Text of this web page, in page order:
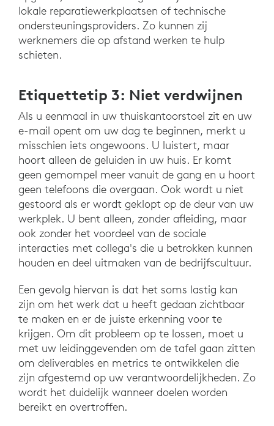
lokale reparatiewerkplaatsen of technische
ondersteuningsproviders. Zo kunnen zij
werknemers die op afstand werken te hulp
schieten.
Etiquettetip 3: Niet verdwijnen
Als u eenmaal in uw thuiskantoorstoel zit en uw
e-mail opent om uw dag te beginnen, merkt u
misschien iets ongewoons. U luistert, maar
hoort alleen de geluiden in uw huis. Er komt
geen gemompel meer vanuit de gang en u hoort
geen telefoons die overgaan. Ook wordt u niet
gestoord als er wordt geklopt op de deur van uw
werkplek. U bent alleen, zonder afleiding, maar
ook zonder het voordeel van de sociale
interacties met collega's die u betrokken kunnen
houden en deel uitmaken van de bedrijfscultuur.
Een gevolg hiervan is dat het soms lastig kan
zijn om het werk dat u heeft gedaan zichtbaar
te maken en er de juiste erkenning voor te
krijgen. Om dit probleem op te lossen, moet u
met uw leidinggevenden om de tafel gaan zitten
om deliverables en metrics te ontwikkelen die
zijn afgestemd op uw verantwoordelijkheden. Zo
wordt het duidelijk wanneer doelen worden
bereikt en overtroffen.